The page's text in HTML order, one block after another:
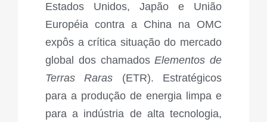
Estados Unidos, Japão e União
Européia contra a China na OMC
expôs a crítica situação do mercado
global dos chamadosElementos de
Terras Raras (ETR). Estratégicos
para a produção de energia limpa e
para a indústria de alta tecnologia,